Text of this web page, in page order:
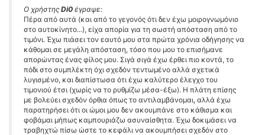
Ο χρήστης Di0 έγραψε:
Πέρα από αυτά (και από το γεγονός ότι δεν έχω μοιρογνωμόνιο
στο αυτοκίνητο...), είχα απορία για τη σωστή απόσταση από το
τιμόνι. Έχω πιάσει τον εαυτό μου στα πρώτα χρόνια οδήγησης να
κάθομαι σε μεγάλη απόσταση, τόσο που μου το επισήμανε
απορώντας ένας φίλος μου. Σιγά σιγά έχω έρθει πιο κοντά, το
πόδι στο συμπλέκτη όχι σχεδόν τεντωμένο αλλά σχετικά
λυγισμένο, και διαπίστωσα ότι έχω καλύτερο έλεγχο του
τιμονιού έτσι (χωρίς να το ρυθμίζω μέσα-έξω). Η πλάτη επίσης
με βολεύει σχεδόν όρθια όπως το αντιλαμβάνομαι, αλλά έχω
παρατηρήσει ότι οι ώμοι μου δεν ακουμπάνε στο κάθισμα και
φοβάμαι μήπως καμπουριάζω ασυναίσθητα. Έχω δοκιμάσει να
τραβηχτώ πίσω ώστε το κεφάλι να ακουμπήσει σχεδόν στο